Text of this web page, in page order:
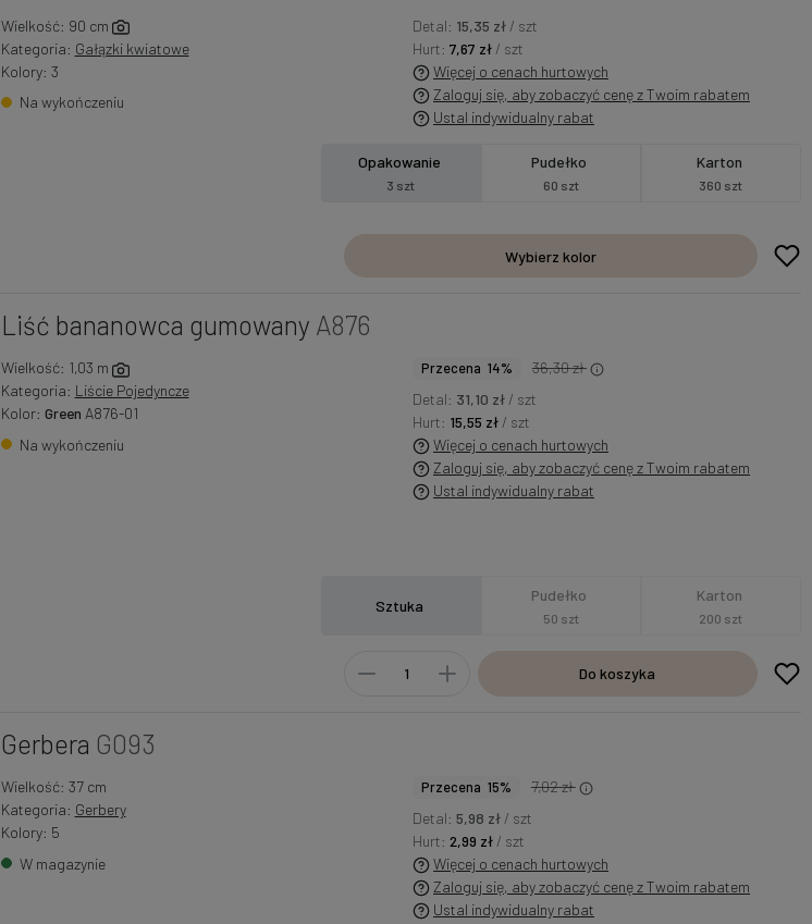
Wielkość: 90 cm
Kategoria: Gałązki kwiatowe
Kolory: 3
Na wykończeniu
Detal: 15,35 zł / szt
Hurt: 7,67 zł / szt
Więcej o cenach hurtowych
Zaloguj się, aby zobaczyć cenę z Twoim rabatem
Ustal indywidualny rabat
Opakowanie
3 szt
Pudełko
60 szt
Karton
360 szt
Wybierz kolor
Liść bananowca gumowany A876
Wielkość: 1,03 m
Kategoria: Liście Pojedyncze
Kolor: Green A876-01
Na wykończeniu
Przecena 14%
36,30 zł
Detal: 31,10 zł / szt
Hurt: 15,55 zł / szt
Więcej o cenach hurtowych
Zaloguj się, aby zobaczyć cenę z Twoim rabatem
Ustal indywidualny rabat
Sztuka
Pudełko
50 szt
Karton
200 szt
Do koszyka
Gerbera G093
Wielkość: 37 cm
Kategoria: Gerbery
Kolory: 5
W magazynie
Przecena 15%
7,02 zł
Detal: 5,98 zł / szt
Hurt: 2,99 zł / szt
Więcej o cenach hurtowych
Zaloguj się, aby zobaczyć cenę z Twoim rabatem
Ustal indywidualny rabat